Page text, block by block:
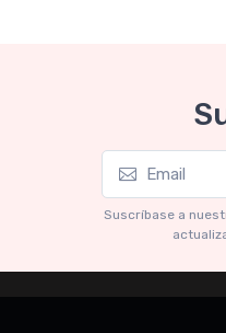
Ferrari 735S - 166
Miglia 1954 car #556
€227.91 €239.90
Suscríbase a